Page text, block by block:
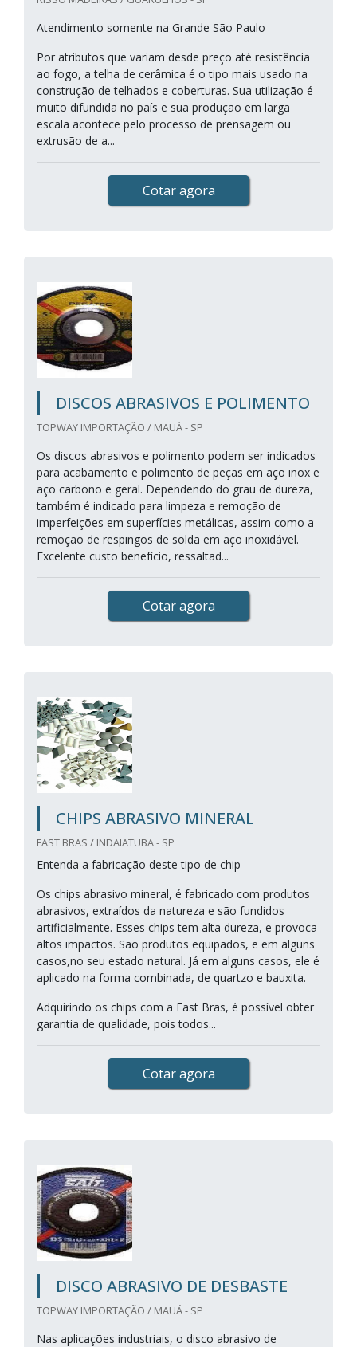
Atendimento somente na Grande São Paulo
Por atributos que variam desde preço até resistência
ao fogo, a telha de cerâmica é o tipo mais usado na
construção de telhados e coberturas. Sua utilização é
muito difundida no país e sua produção em larga
escala acontece pelo processo de prensagem ou
extrusão de a...
Cotar agora
DISCOS ABRASIVOS E POLIMENTO
TOPWAY IMPORTAÇÃO / MAUÁ - SP
Os discos abrasivos e polimento podem ser indicados
para acabamento e polimento de peças em aço inox e
aço carbono e geral. Dependendo do grau de dureza,
também é indicado para limpeza e remoção de
imperfeições em superfícies metálicas, assim como a
remoção de respingos de solda em aço inoxidável.
Excelente custo benefício, ressaltad...
Cotar agora
CHIPS ABRASIVO MINERAL
FAST BRAS / INDAIATUBA - SP
Entenda a fabricação deste tipo de chip
Os chips abrasivo mineral, é fabricado com produtos
abrasivos, extraídos da natureza e são fundidos
artificialmente. Esses chips tem alta dureza, e provoca
altos impactos. São produtos equipados, e em alguns
casos,no seu estado natural. Já em alguns casos, ele é
aplicado na forma combinada, de quartzo e bauxita.
Adquirindo os chips com a Fast Bras, é possível obter
garantia de qualidade, pois todos...
Cotar agora
DISCO ABRASIVO DE DESBASTE
TOPWAY IMPORTAÇÃO / MAUÁ - SP
Nas aplicações industriais, o disco abrasivo de